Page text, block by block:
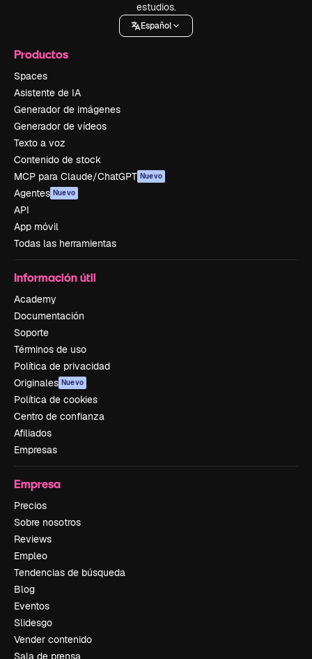
estudios.
Español
Productos
Spaces
Asistente de IA
Generador de imágenes
Generador de vídeos
Texto a voz
Contenido de stock
MCP para Claude/ChatGPT Nuevo
Agentes Nuevo
API
App móvil
Todas las herramientas
Información útil
Academy
Documentación
Soporte
Términos de uso
Política de privacidad
Originales Nuevo
Política de cookies
Centro de confianza
Afiliados
Empresas
Empresa
Precios
Sobre nosotros
Reviews
Empleo
Tendencias de búsqueda
Blog
Eventos
Slidesgo
Vender contenido
Sala de prensa